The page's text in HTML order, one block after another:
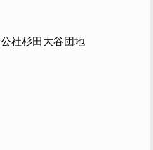
社杉田大谷団地